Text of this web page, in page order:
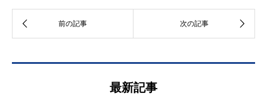
最新記事